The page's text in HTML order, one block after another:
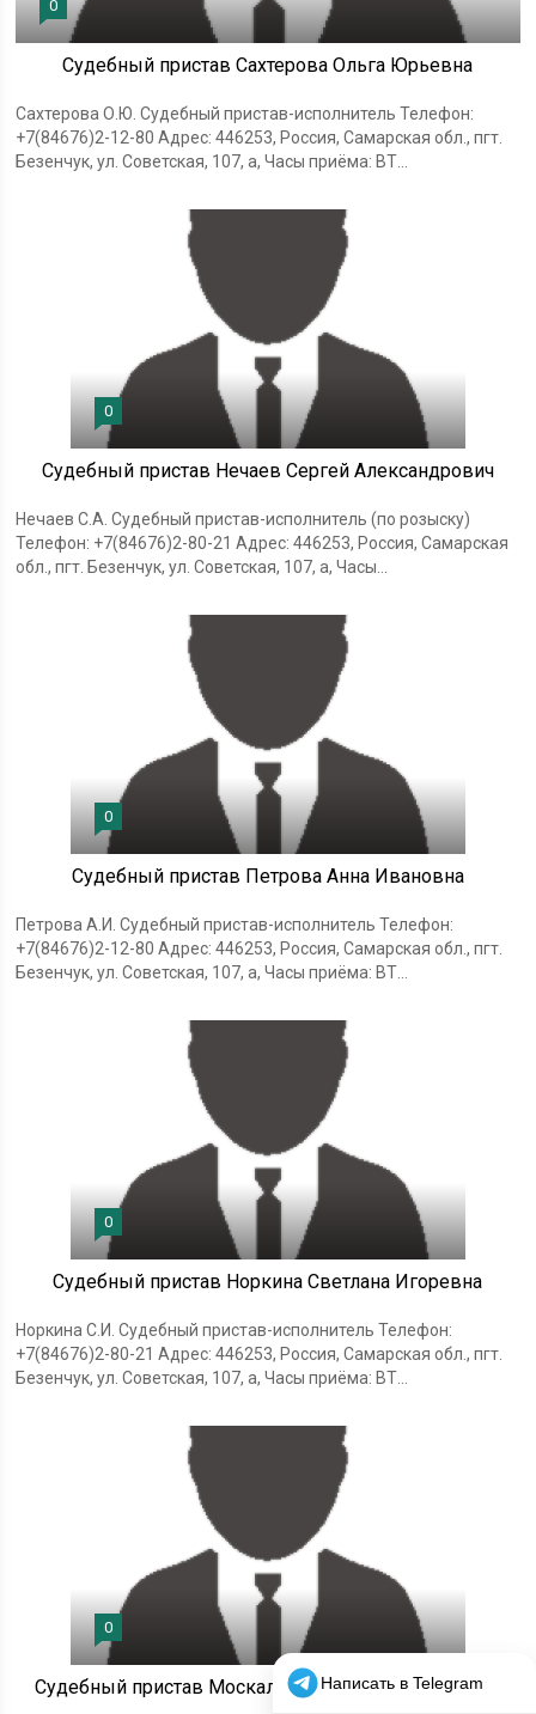
0
Судебный пристав Сахтерова Ольга Юрьевна
Сахтерова О.Ю. Судебный пристав-исполнитель Телефон:
+7(84676)2-12-80 Адрес: 446253, Россия, Самарская обл., пгт.
Безенчук, ул. Советская, 107, а, Часы приёма: ВТ...
0
Судебный пристав Нечаев Сергей Александрович
Нечаев С.А. Судебный пристав-исполнитель (по розыску)
Телефон: +7(84676)2-80-21 Адрес: 446253, Россия, Самарская
обл., пгт. Безенчук, ул. Советская, 107, а, Часы...
0
Судебный пристав Петрова Анна Ивановна
Петрова А.И. Судебный пристав-исполнитель Телефон:
+7(84676)2-12-80 Адрес: 446253, Россия, Самарская обл., пгт.
Безенчук, ул. Советская, 107, а, Часы приёма: ВТ...
0
Судебный пристав Норкина Светлана Игоревна
Норкина С.И. Судебный пристав-исполнитель Телефон:
+7(84676)2-80-21 Адрес: 446253, Россия, Самарская обл., пгт.
Безенчук, ул. Советская, 107, а, Часы приёма: ВТ...
0
Судебный пристав Москаленко Лариса Викторовна